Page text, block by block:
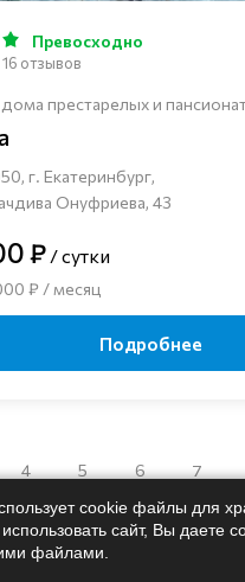
престарелых и
г. Екатеринбург,
Онуфриева, 43
Превосходно
16 отзывов
₽ / сутки
₽ / месяц
Подробнее
4 5 6 7
cookie файлы для
сайт, Вы даете
файлами.